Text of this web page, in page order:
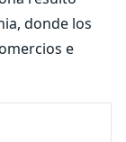
donde los
e